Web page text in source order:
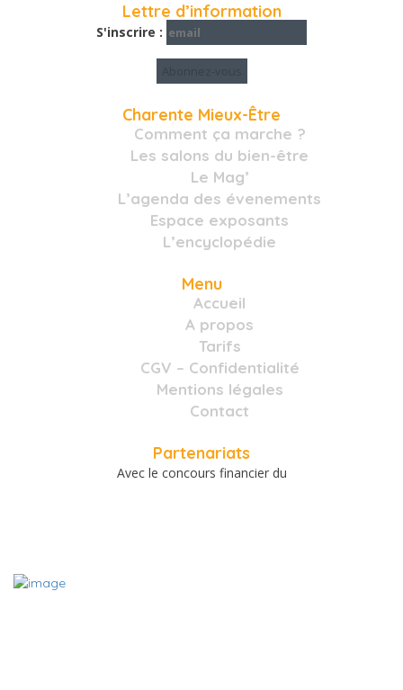
Lettre d’information
S'inscrire :
Charente Mieux-Être
Comment ça marche ?
Les salons du bien-être
Le Mag’
L’agenda des évenements
Espace exposants
L’encyclopédie
Menu
Accueil
A propos
Tarifs
CGV – Confidentialité
Mentions légales
Contact
Partenariats
Avec le concours financier du